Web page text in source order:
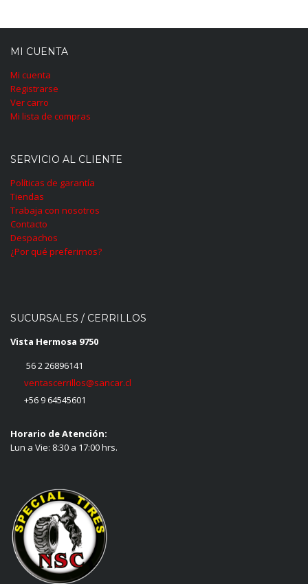
MI CUENTA
Mi cuenta
Registrarse
Ver carro
Mi lista de compras
SERVICIO AL CLIENTE
Políticas de garantía
Tiendas
Trabaja con nosotros
Contacto
Despachos
¿Por qué preferirnos?
SUCURSALES / CERRILLOS
Vista Hermosa 9750
56 2 26896141
ventascerrillos@sancar.cl
+56 9 64545601
Horario de Atención:
Lun a Vie: 8:30 a 17:00 hrs.